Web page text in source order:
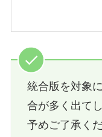
統合版を対象
合が多く出て
予めご了承くだ